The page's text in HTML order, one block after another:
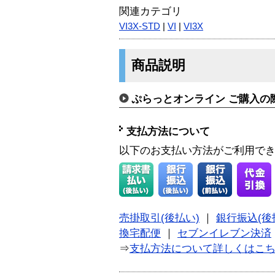
関連カテゴリ
VI3X-STD VI VI3X
商品説明
ぷらっとオンライン ご購入の
支払方法について
以下のお支払い方法がご利用で
売掛取引(後払い)
銀行振込(後
換宅配便
セブンイレブン決済
⇒支払方法について詳しくはこ